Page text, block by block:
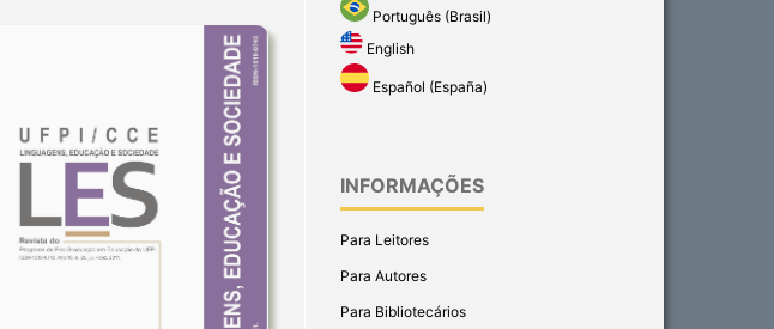
Português (Brasil)
English
Español (España)
INFORMAÇÕES
Para Leitores
Para Autores
Para Bibliotecários